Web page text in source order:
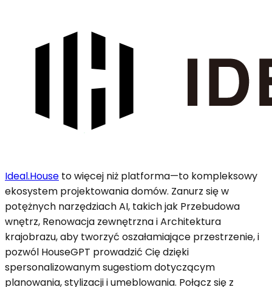
Ideal.House to więcej niż platforma—to kompleksowy
ekosystem projektowania domów. Zanurz się w
potężnych narzędziach AI, takich jak Przebudowa
wnętrz, Renowacja zewnętrzna i Architektura
krajobrazu, aby tworzyć oszałamiające przestrzenie, i
pozwól HouseGPT prowadzić Cię dzięki
spersonalizowanym sugestiom dotyczącym
planowania, stylizacji i umeblowania. Połącz się z